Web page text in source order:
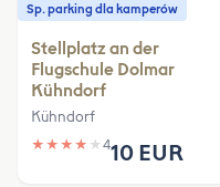
Sp. parking dla kamperów
Stellplatz an der
Flugschule Dolmar
Kühndorf
Kühndorf
★ ★ ★ ★ ★ 410 EUR